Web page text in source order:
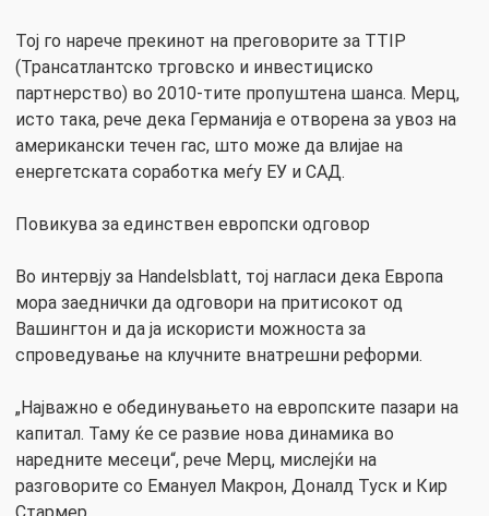
Тој го нарече прекинот на преговорите за TTIP
(Трансатлантско трговско и инвестициско
партнерство) во 2010-тите пропуштена шанса. Мерц,
исто така, рече дека Германија е отворена за увоз на
американски течен гас, што може да влијае на
енергетската соработка меѓу ЕУ и САД.
Повикува за единствен европски одговор
Во интервју за Handelsblatt, тој нагласи дека Европа
мора заеднички да одговори на притисокот од
Вашингтон и да ја искористи можноста за
спроведување на клучните внатрешни реформи.
„Најважно е обединувањето на европските пазари на
капитал. Таму ќе се развие нова динамика во
наредните месеци“, рече Мерц, мислејќи на
разговорите со Емануел Макрон, Доналд Туск и Кир